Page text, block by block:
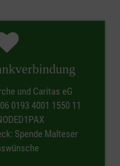
und Caritas eG
0193 4001 1550 11
Spende Malteser